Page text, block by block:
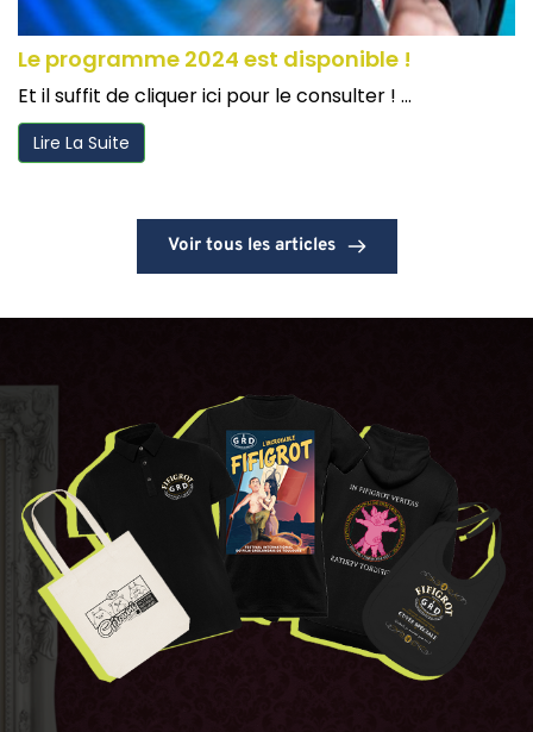
Le programme 2024 est disponible !
Et il suffit de cliquer ici pour le consulter ! ...
Lire La Suite
Voir tous les articles